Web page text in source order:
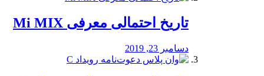
تاریخ احتمالی معرفی Mi MIX
دسامبر 23, 2019